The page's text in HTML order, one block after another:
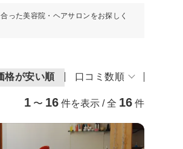
った美容院・ヘアサロンをお探しく
格が安い順 口コミ数順
1 〜 16 件を表示 / 全 16 件